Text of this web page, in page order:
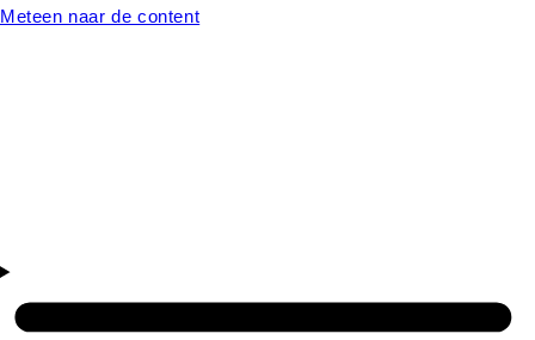
Meteen naar de content